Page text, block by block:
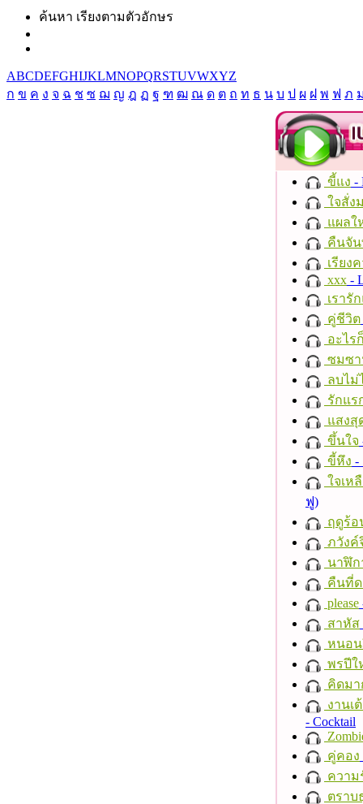
ค้นหา เรียงตามตัวอักษร
ABCDEFGHIJKLMNOPQRSTUVWXYZ
ก ข ค ง จ ฉ ช ซ ฌ ญ ฎ ฏ ฐ ฑ ฒ ณ ด ต ถ ท ธ น บ ป ผ ฝ พ ฟ ภ
ขี้แง -
ใจสั่ง
แผลใ
คืนจั
เรียง
xxx -
เรารั
คู่ชีวิต
อะไร
ซมซ
ลบไม่
รักแร
แสงสุ
ขึ้นใจ
ขี้หึง -
ใจเห
ฟู)
ฤดูร้อ
ภวังค์
นาฬิก
คืนที่ด
please
สาหัส
หนอน
พรปีใ
คิดมา
งานเ
- Cocktail
คู่คอง
ความ
ตราบ